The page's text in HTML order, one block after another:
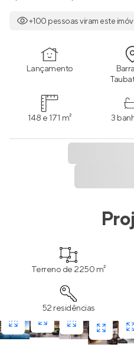
+100 pessoas viram este
Lançamento
148 e 171 m² 3
Terreno de 2250 m²
52 residências